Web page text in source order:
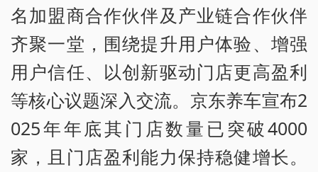
名加盟商合作伙伴及产业链合作伙伴
齐聚一堂，围绕提升用户体验、增强
用户信任、以创新驱动门店更高盈利
等核心议题深入交流。京东养车宣布2
025年年底其门店数量已突破4000
家，且门店盈利能力保持稳健增长。